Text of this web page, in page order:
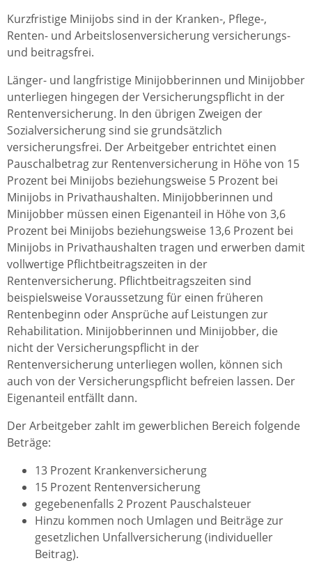
Kurzfristige Minijobs sind in der Kranken-, Pflege-,
Renten- und Arbeitslosenversicherung versicherungs-
und beitragsfrei.
Länger- und langfristige Minijobberinnen und Minijobber
unterliegen hingegen der Versicherungspflicht in der
Rentenversicherung. In den übrigen Zweigen der
Sozialversicherung sind sie grundsätzlich
versicherungsfrei. Der Arbeitgeber entrichtet einen
Pauschalbetrag zur Rentenversicherung in Höhe von 15
Prozent bei Minijobs beziehungsweise 5 Prozent bei
Minijobs in Privathaushalten. Minijobberinnen und
Minijobber müssen einen Eigenanteil in Höhe von 3,6
Prozent bei Minijobs beziehungsweise 13,6 Prozent bei
Minijobs in Privathaushalten tragen und erwerben damit
vollwertige Pflichtbeitragszeiten in der
Rentenversicherung. Pflichtbeitragszeiten sind
beispielsweise Voraussetzung für einen früheren
Rentenbeginn oder Ansprüche auf Leistungen zur
Rehabilitation. Minijobberinnen und Minijobber, die
nicht der Versicherungspflicht in der
Rentenversicherung unterliegen wollen, können sich
auch von der Versicherungspflicht befreien lassen. Der
Eigenanteil entfällt dann.
Der Arbeitgeber zahlt im gewerblichen Bereich folgende
Beträge:
13 Prozent Krankenversicherung
15 Prozent Rentenversicherung
gegebenenfalls 2 Prozent Pauschalsteuer
Hinzu kommen noch Umlagen und Beiträge zur
gesetzlichen Unfallversicherung (individueller
Beitrag).